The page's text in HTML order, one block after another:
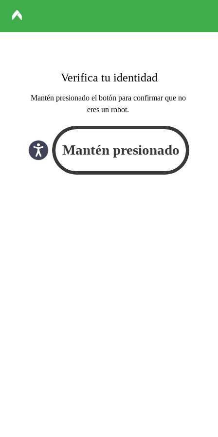
Verifica tu identidad
Mantén presionado el botón para confirmar que no
eres un robot.